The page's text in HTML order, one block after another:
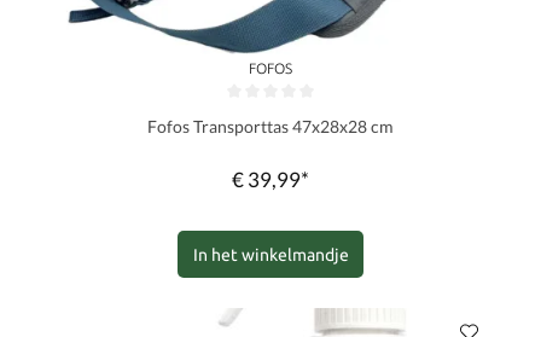
FOFOS
Fofos Transporttas 47x28x28 cm
€ 39,99*
In het winkelmandje